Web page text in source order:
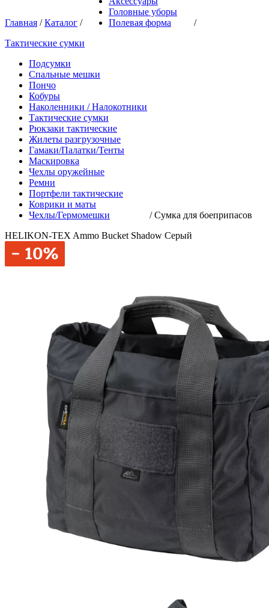
Главная /Каталог /
Головные уборы
Полевая форма
/
Тактические сумки
Подсумки
Спальные мешки
Пончо
Кобуры
Наколенники / Налокотники
Тактические сумки
Рюкзаки тактические
Жилеты разгрузочные
Гамаки/Палатки/Тенты
Маскировка
Чехлы оружейные
Ремни
Портфели тактические
Коврики и маты
Чехлы/Гермомешки
/Сумка для боеприпасов
HELIKON-TEX Ammo Bucket Shadow Серый